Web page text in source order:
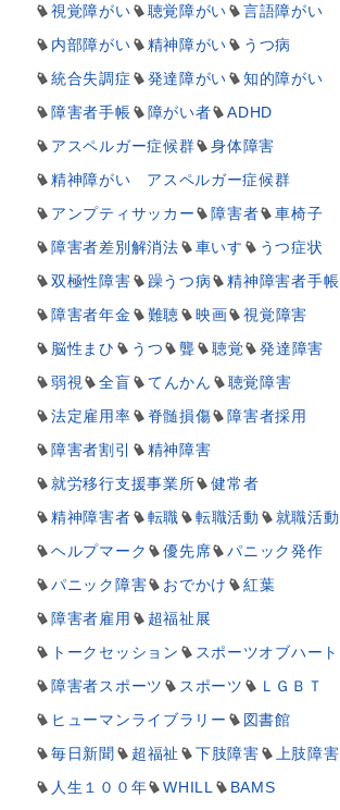
視覚障がい
聴覚障がい
言語障がい
内部障がい
精神障がい
うつ病
統合失調症
発達障がい
知的障がい
障害者手帳
障がい者
ADHD
アスペルガー症候群
身体障害
精神障がい アスペルガー症候群
アンプティサッカー
障害者
車椅子
障害者差別解消法
車いす
うつ症状
双極性障害
躁うつ病
精神障害者手帳
障害者年金
難聴 映画
視覚障害
脳性まひ
うつ 聾 聴覚
発達障害
弱視
全盲 てんかん
聴覚障害
法定雇用率
脊髄損傷
障害者採用
障害者割引
精神障害
就労移行支援事業所
健常者
精神障害者
転職 転職活動
就職活動
ヘルプマーク
優先席
パニック発作
パニック障害
おでかけ
紅葉
障害者雇用
超福祉展
トークセッション
スポーツオブハート
障害者スポーツ
スポーツ
ＬＧＢＴ
ヒューマンライブラリー
図書館
毎日新聞
超福祉 下肢障害
上肢障害
人生１００年
WHILL
BAMS